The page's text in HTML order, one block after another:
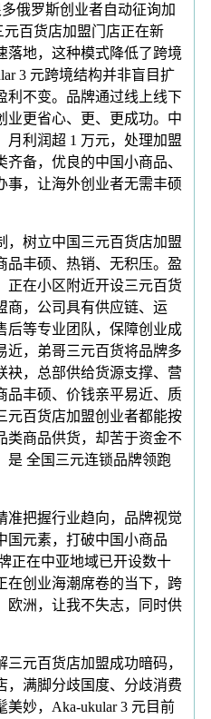
俄罗斯创业者自动征询加
百货店加盟门店正在新
落地，这种模式降低了跨境
3 元跨境结构并非盲目扩
利不变。品牌通过线上线下
业更省心、更、更成功。中
月利润超 1 万元，处理加盟
备，优良的中国小商品、
事，让海外创业者无需丰硕
树立中国三元百货店加盟
品丰硕、热销、无积压。盈
正在小区附近开设三元百货
商，公司具有供应链、运
后等专业团队，保障创业成
近，弟哥三元百货将品牌多
袂，总部供给货源支撑、营
品丰硕、价钱亲平易近、质
元百货店加盟创业者都能按
类商品供货，却苦于资金不
是 全国三元连锁品牌领跑
把握行业趋向，品牌视觉
国元素，打破中国小商品
正在中亚地域已开设数十
在创业海潮席卷的当下，跨
欧洲，让我不失志，同时供
元百货店加盟成功暗码，
，满脚分歧国度、分歧消费
妙，Aka-ukular 3 元目前